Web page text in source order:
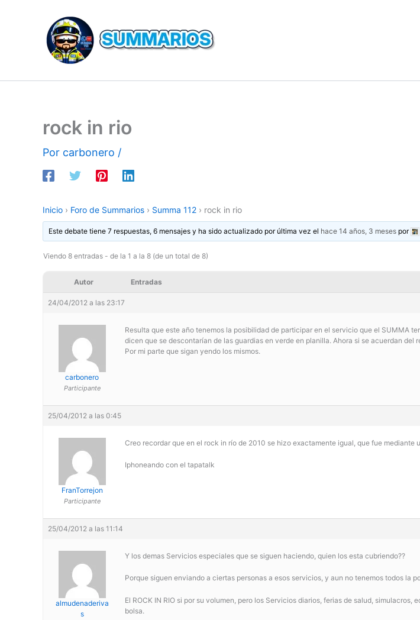
contenido
rock in rio
Por carbonero /
Inicio › Foro de Summarios › Summa 112 › rock in rio
Este debate tiene 7 respuestas, 6 mensajes y ha sido actualizado por última vez el hace 14 años, 3 meses por
Viendo 8 entradas - de la 1 a la 8 (de un total de 8)
Autor Entradas
24/04/2012 a las 23:17
carbonero
Participante
Resulta que este año tenemos la posibilidad de participar en el servicio que el SUMMA
dicen que se descontarían de las guardias en verde en planilla. Ahora si se acuerdan
Por mi parte que sigan yendo los mismos.
25/04/2012 a las 0:45
FranTorrejon
Participante
Creo recordar que en el rock in río de 2010 se hizo exactamente igual, que fue
Iphoneando con el tapatalk
25/04/2012 a las 11:14
almudenaderiva
s
Y los demas Servicios especiales que se siguen haciendo, quien los esta cubriendo??
Porque siguen enviando a ciertas personas a esos servicios, y aun no tenemos todos la
El ROCK IN RIO si por su volumen, pero los Servicios diarios, ferias de salud,
bolsa.